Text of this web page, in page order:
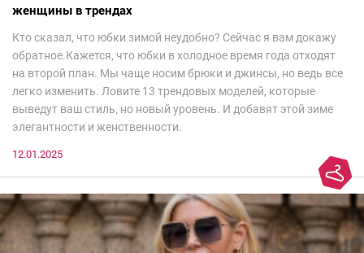
женщины в трендах
Кто сказал, что юбки зимой неудобно? Сейчас я вам докажу
обратное.Кажется, что юбки в холодное время года отходят
на второй план. Мы чаще носим брюки и джинсы, но ведь все
легко изменить. Ловите 13 трендовых моделей, которые
выведут ваш стиль, но новый уровень. И добавят этой зиме
элегантности и женственности.
12.01.2025